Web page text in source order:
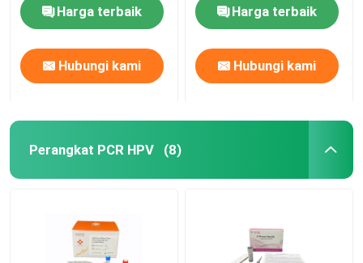
Harga terbaik
Hubungi kami
Harga terbaik
Hubungi kami
Perangkat PCR HPV (8)